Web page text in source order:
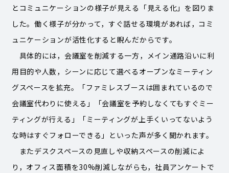
とコミュニケーションの様子が見える「見える化」を図りま
した。働く様子が分かって，すぐ話せる環境があれば，コミ
ュニケーションが活性化すると睨んだからです。
具体的には，会議室を削減する一方，メイン通路沿いに利
用目的や人数，シーンに応じて選べるオープンなミーティン
グスペースを拡充。「ファミレスブースは囲まれているので
会議室代わりに使える」「会議室を予約しなくてもすぐミー
ティングが行える」「ミーティングが上手くいってないよう
な時はすぐフォローできる」といった声が多く聞かれます。
またデスクスペースの見直しや収納スペースの削減によ
り，オフィス面積を30%削減しながらも，社員アンケートで